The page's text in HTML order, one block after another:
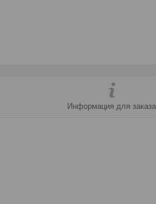
Информация для заказа